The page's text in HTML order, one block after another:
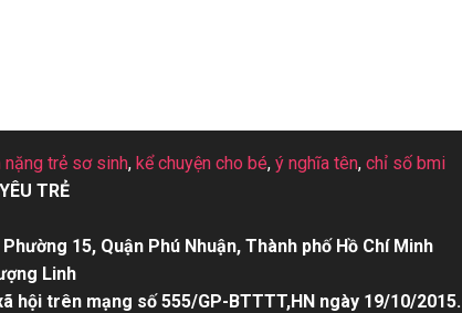
nặng trẻ sơ sinh, kể chuyện cho bé, ý nghĩa tên, chỉ số bmi
TRẺ
15, Quận Phú Nhuận, Thành phố Hồ Chí Minh
Linh
hội trên mạng số 555/GP-BTTTT,HN ngày 19/10/2015.